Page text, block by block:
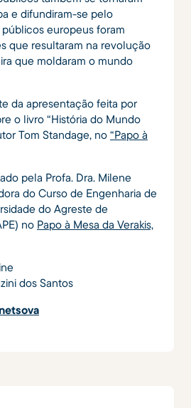
e difundiram-se pelo
europeus foram
que resultaram na revolução
que moldaram o mundo
da apresentação feita por
o livro “História do Mundo
Tom Standage, no “Papo à
pela Profa. Dra. Milene
do Curso de Engenharia de
do Agreste de
no Papo à Mesa da Verakis,
dos Santos